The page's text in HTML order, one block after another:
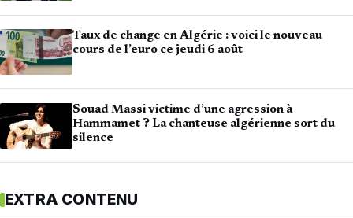
Taux de change en Algérie : voici le nouveau
cours de l’euro ce jeudi 6 août
Souad Massi victime d’une agression à
Hammamet ? La chanteuse algérienne sort du
silence
EXTRA CONTENU